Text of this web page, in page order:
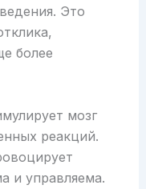
Это
более
мозг
реакций.
и управляема.